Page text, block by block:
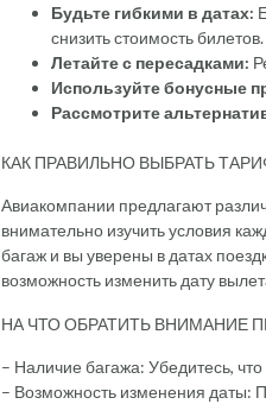
Будьте гибкими в датах:
снизить стоимость билетов.
Летайте с пересадками:
Используйте бонусные
Рассмотрите
КАК ПРАВИЛЬНО ВЫБРАТЬ
Авиакомпании предлагают
внимательно изучить условия
багаж и вы уверены в датах
возможность изменить дату
НА ЧТО ОБРАТИТЬ ВНИМАНИЕ
– Наличие багажа: Убедитесь,
– Возможность изменения даты: